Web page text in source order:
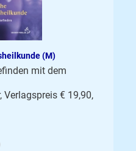
(M)
mit dem
Verlagspreis € 19,90,